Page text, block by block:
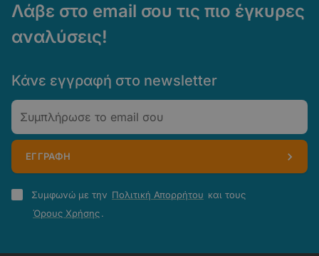
Λάβε στο email σου τις πιο έγκυρες
αναλύσεις!
Κάνε εγγραφή στο newsletter
Email
ΕΓΓΡΑΦΗ
Πολιτική
Απορρήτου
Συμφωνώ με την Πολιτική Απορρήτου και τους
Όρους Χρήσης.